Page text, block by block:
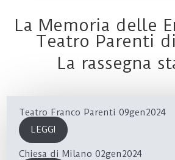
La Memoria delle
Teatro Parenti
La rassegna
Teatro Franco Parenti 09gen2024
LEGGI
Chiesa di Milano 02gen2024